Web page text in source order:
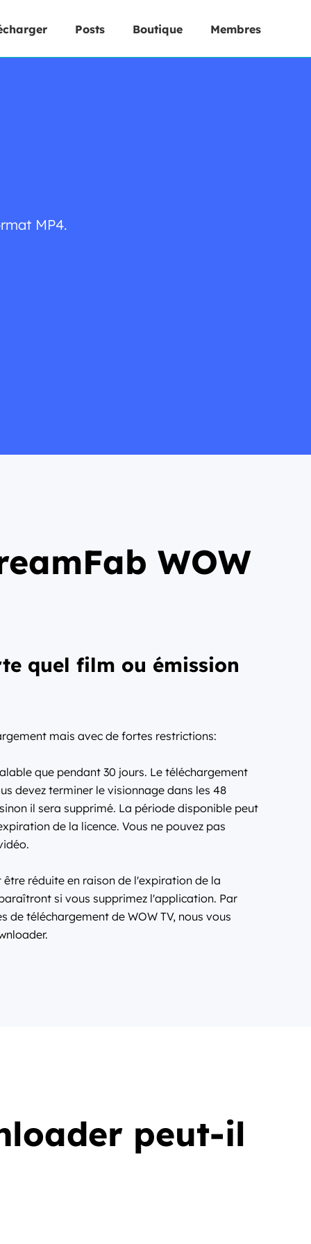
Posts Boutique Membres
MP4.
WOW
quel film ou émission
mais avec de fortes restrictions:
que pendant 30 jours. Le téléchargement
devez terminer le visionnage dans les 48
il sera supprimé. La période disponible peut
de la licence. Vous ne pouvez pas
réduite en raison de l'expiration de la
si vous supprimez l'application. Par
de téléchargement de WOW TV, nous vous
peut-il